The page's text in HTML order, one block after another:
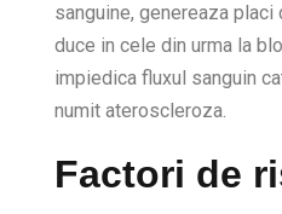
sanguine, genereaza
duce in cele din urma la
impiedica fluxul sanguin
numit ateroscleroza.
Factori de